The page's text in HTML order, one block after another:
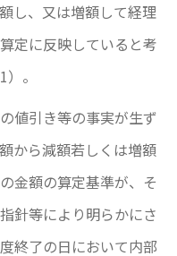
し、又は増額して経理
定に反映していると考
。
値引き等の事実が生ず
から減額若しくは増額
金額の算定基準が、そ
針等により明らかにさ
終了の日において内部